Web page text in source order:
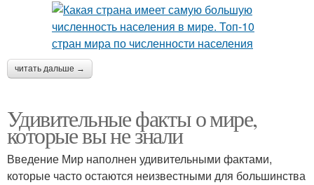
читать дальше →
Удивительные факты о мире,
которые вы не знали
Введение Мир наполнен удивительными фактами,
которые часто остаются неизвестными для большинства